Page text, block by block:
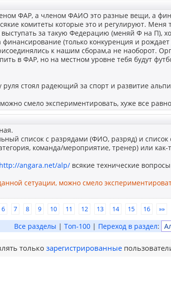
ФАР, а членом ФАИО это разные вещи, а
комитеты которые это и регулируют. Меня
за такую Федерацию (меняй Ф на П),
(только конкуренция и
к нашим сборам,а не наоборот.
в ФАР, но на местном уровне тебя будут
стоял радеющий за спорт и развитие
смело экспериментировать, хуже все
список с разрядами (ФИО, разряд) и список
команда/мероприятие, тренер) или как-
http://angara.net/alp/ всякие технические
сетуации, можно смело
6 7 8 9 10 11 12 13 14 15 16 »»
Все разделы | Топ-100 | Переход в раздел:
только зарегистрированные